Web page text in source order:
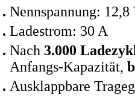
Nennspannung: 12,8
Ladestrom: 30 A
Nach 3.000
Anfangs-Kapazität,
Ausklappbare